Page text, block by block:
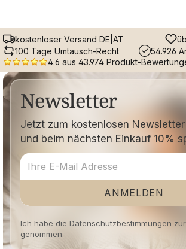
kostenloser Versand DE|AT
100 Tage Umtausch-Recht
54.926
4.6 aus 43.974 Produkt-
Newsletter
Jetzt zum kostenlosen
und beim nächsten Einkauf 10%
ANMELDEN
Ich habe die Datenschutzbestimmungen
genommen.